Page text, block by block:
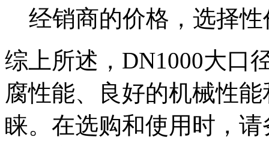
经销商的价格，选择
综上所述，DN1000大口
腐性能、良好的机械性
睐。在选购和使用时，